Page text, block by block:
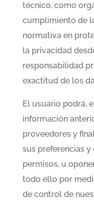
técnico, como
cumplimiento de
normativa en
la privacidad
responsabilidad
exactitud de los
El usuario podrá,
información
proveedores y
sus preferencias
permisos, u
todo ello por
de control de